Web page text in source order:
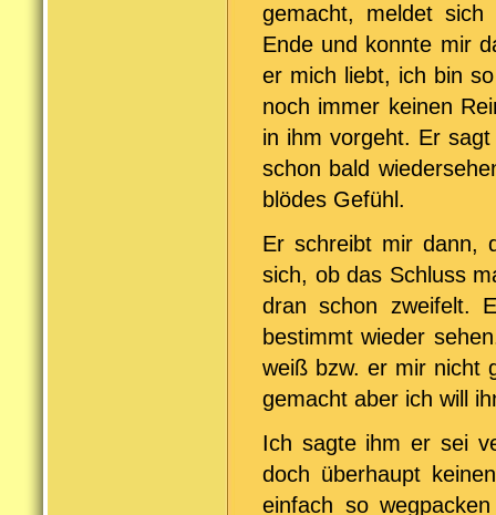
gemacht, meldet
Ende und konnte mir
er mich liebt, ich bin
noch immer keinen
in ihm vorgeht. Er
schon bald
blödes Gefühl.
Er schreibt mir dann,
sich, ob das Schluss
dran schon zweifelt.
bestimmt wieder
weiß bzw. er mir nicht
gemacht aber ich will
Ich sagte ihm er sei
doch überhaupt
einfach so